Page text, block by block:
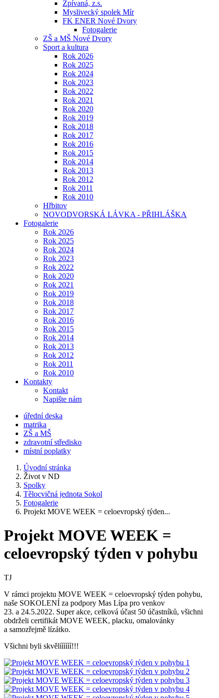
Zpívaná, z.s.
Myslivecký spolek Mír
FK ENER Nové Dvory
Fotogalerie
ZŠ a MŠ Nové Dvory
Sport a kultura
Rok 2026
Rok 2025
Rok 2024
Rok 2023
Rok 2022
Rok 2021
Rok 2020
Rok 2019
Rok 2018
Rok 2017
Rok 2016
Rok 2015
Rok 2014
Rok 2013
Rok 2012
Rok 2011
Rok 2010
Hřbitov
NOVODVORSKÁ LÁVKA - PŘIHLÁŠKA
Fotogalerie
Rok 2026
Rok 2025
Rok 2024
Rok 2023
Rok 2022
Rok 2020
Rok 2021
Rok 2019
Rok 2018
Rok 2017
Rok 2016
Rok 2015
Rok 2014
Rok 2013
Rok 2012
Rok 2011
Rok 2010
Kontakty
Kontakt
Napište nám
úřední deska
matrika
ZŠ a MŠ
zdravotní středisko
místní poplatky
Úvodní stránka
Život v ND
Spolky
Tělocvičná jednota Sokol
Fotogalerie
Projekt MOVE WEEK = celoevropský týden...
Projekt MOVE WEEK =
celoevropský týden v pohybu
TJ
V rámci projektu MOVE WEEK = celoevropský týden pohybu,
naše SOKOLENÍ za podpory Mas Lípa pro venkov
23. a 24.5.2022. Super akce, celková účast 50 účastníků, všichni
obdrželi certifikát MOVE WEEK, placku, omalovánky
a samozřejmě lízátko.
Všichni byli skvělíííííí!!!